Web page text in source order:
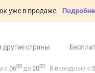
уже в продаже
другие страны
с 0600 до 2000 В выходные с